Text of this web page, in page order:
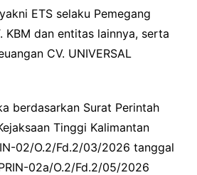
ETS selaku Pemegang
KBM dan entitas lainnya, serta
CV. UNIVERSAL
berdasarkan Surat Perintah
Tinggi Kalimantan
02/O.2/Fd.2/03/2026 tanggal
02a/O.2/Fd.2/05/2026